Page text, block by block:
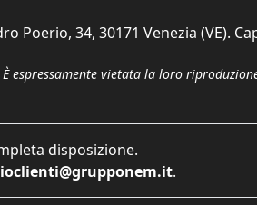
Poerio, 34, 30171 Venezia (VE).
vietata la loro
disposizione.
.